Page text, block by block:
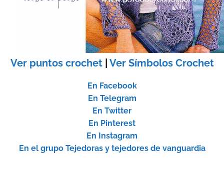
Ver puntos crochet| Ver Símbolos Crochet
En Facebook
En Telegram
En Twitter
En Pinterest
En Instagram
En el grupo Tejedoras y tejedores de vanguardia